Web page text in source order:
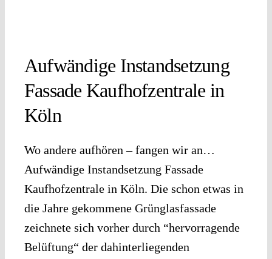
Aufwändige Instandsetzung
Fassade Kaufhofzentrale in
Köln
Wo andere aufhören – fangen wir an…
Aufwändige Instandsetzung Fassade
Kaufhofzentrale in Köln. Die schon etwas in
die Jahre gekommene Grünglasfassade
zeichnete sich vorher durch “hervorragende
Belüftung“ der dahinterliegenden